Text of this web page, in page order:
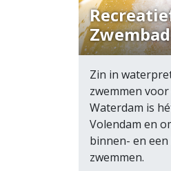
Zin in
zwemmen
Waterdam is
Volendam en
binnen- en
zwemmen.